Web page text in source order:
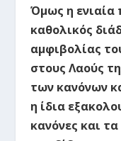
Όμως η ενιαία
καθολικός
αμφιβολίας
στους Λαούς
των κανόνων
η ίδια
κανόνες και